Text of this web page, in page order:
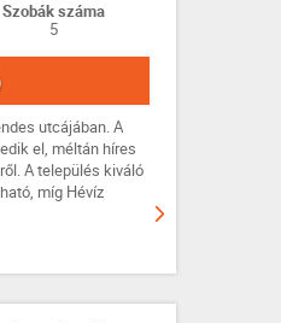
Szobák száma
5
utcájában. A
el, méltán híres
A település kiváló
míg Hévíz